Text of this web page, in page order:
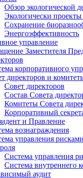
Обзор экологической
Экологически проекты
Сохранение
Энергоэффективность
управление
Заместителя
корпоративного
директоров и
Совет директоров
Состав Совета
Комитеты Совета
Корпоративный
и Правление
вознаграждения
управления
Система управления
Система внутреннего
аудит